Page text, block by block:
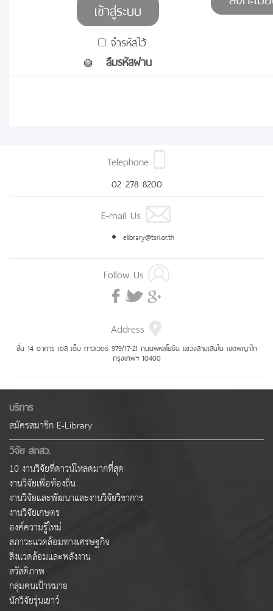
จำรหัสไว้
ลืมรหัสผ่าน
Telephone
02 278 8200
E-mail Us
elibrary@tsri.or.th
Follow Us
Address
ชั้น 14 อาคาร เอส เอ็ม ทาวเวอร์ 979/17-21 ถนนพหลโยธิน แขวงสามเสนใน เขตพญาไท
กรุงเทพฯ 10400
บริการ
สมัครสมาชิก E-Library
วิจัย สกสว.
10 งานวิจัยที่ดาวน์โหลดมากที่สุด
งานวิจัยเพื่อท้องถิ่น
งานวิจัยและพัฒนาและงานวิจัยวิชาการ
งานวิจัยเกษตร
องค์ความรู้ใหม่
สภาวะแวดล้อมทางเศรษฐกิจ
สิ่งแวดล้อมและพลังงาน
สวัสดิภาพ
กลุ่มคนเป้าหมาย
นักวิจัยรุ่นเยาว์